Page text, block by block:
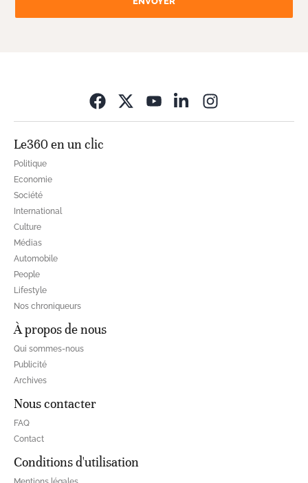
Le360 en un clic
Politique
Economie
Société
International
Culture
Médias
Automobile
People
Lifestyle
Nos chroniqueurs
À propos de nous
Qui sommes-nous
Publicité
Archives
Nous contacter
FAQ
Contact
Conditions d'utilisation